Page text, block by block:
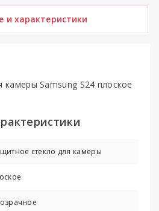
и характеристики
Samsung S24 плоское
стекло для камеры